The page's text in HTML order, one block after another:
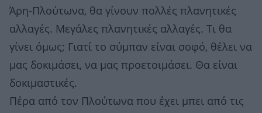
Άρη-Πλούτωνα, θα γίνουν πολλές πλανητικές
αλλαγές. Μεγάλες πλανητικές αλλαγές. Τι θα
γίνει όμως; Γιατί το σύμπαν είναι σοφό, θέλει να
μας δοκιμάσει, να μας προετοιμάσει. Θα είναι
δοκιμαστικές.
Πέρα από τον Πλούτωνα που έχει μπει από τις